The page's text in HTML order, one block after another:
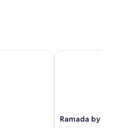
Ramada
Ramada by
Ramada by Wyndham